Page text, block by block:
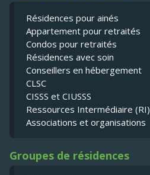
Résidences pour ainés
Appartement pour retraités
Condos pour retraités
Résidences avec soin
Conseillers en hébergement
CLSC
CISSS et CIUSSS
Ressources Intermédiaire (RI)
Associations et organisations
Groupes de résidences